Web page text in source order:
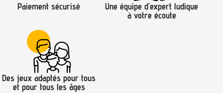
Paiement sécurisé
Une équipe d’expert ludique
à votre écoute
Des jeux adaptés pour tous
et pour tous les âges